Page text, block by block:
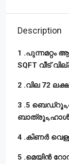
Description
1 .പുന്നമറ്റം
SQFT വീട്
2 .വില 72
3 .5
4 .കിണർ
5 .മെയിൻ